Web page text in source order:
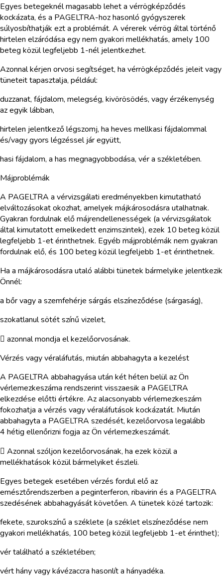
Egyes betegeknél magasabb lehet a vérrögképződés
kockázata, és a PAGELTRA-hoz hasonló gyógyszerek
súlyosbíthatják ezt a problémát. A vérerek vérrög által történő
hirtelen elzáródása egy nem gyakori mellékhatás, amely 100
beteg közül legfeljebb 1-nél jelentkezhet.
Azonnal kérjen orvosi segítséget, ha vérrögképződés jeleit vagy
tüneteit tapasztalja, például:
duzzanat, fájdalom, melegség, kivörösödés, vagy érzékenység
az egyik lábban,
hirtelen jelentkező légszomj, ha heves mellkasi fájdalommal
és/vagy gyors légzéssel jár együtt,
hasi fájdalom, a has megnagyobbodása, vér a székletében.
Májproblémák
A PAGELTRA a vérvizsgálati eredményekben kimutatható
elváltozásokat okozhat, amelyek májkárosodásra utalhatnak.
Gyakran fordulnak elő májrendellenességek (a vérvizsgálatok
által kimutatott emelkedett enzimszintek), ezek 10 beteg közül
legfeljebb 1-et érinthetnek. Egyéb májproblémák nem gyakran
fordulnak elő, és 100 beteg közül legfeljebb 1-et érinthetnek.
Ha a májkárosodásra utaló alábbi tünetek bármelyike jelentkezik
Önnél:
a bőr vagy a szemfehérje sárgás elszíneződése (sárgaság),
szokatlanul sötét színű vizelet,
 azonnal mondja el kezelőorvosának.
Vérzés vagy véraláfutás, miután abbahagyta a kezelést
A PAGELTRA abbahagyása után két héten belül az Ön
vérlemezkeszáma rendszerint visszaesik a PAGELTRA
elkezdése előtti értékre. Az alacsonyabb vérlemezkeszám
fokozhatja a vérzés vagy véraláfutások kockázatát. Miután
abbahagyta a PAGELTRA szedését, kezelőorvosa legalább
4 hétig ellenőrizni fogja az Ön vérlemezkeszámát.
 Azonnal szóljon kezelőorvosának, ha ezek közül a
mellékhatások közül bármelyiket észleli.
Egyes betegek esetében vérzés fordul elő az
emésztőrendszerben a peginterferon, ribavirin és a PAGELTRA
szedésének abbahagyását követően. A tünetek közé tartozik:
fekete, szurokszínű a széklete (a széklet elszíneződése nem
gyakori mellékhatás, 100 beteg közül legfeljebb 1-et érinthet);
vér található a székletében;
vért hány vagy kávézaccra hasonlít a hányadéka.